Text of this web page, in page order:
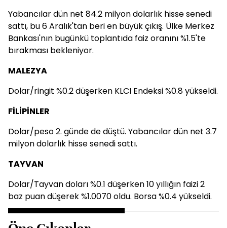
Yabancılar dün net 84.2 milyon dolarlık hisse senedi
sattı, bu 6 Aralık'tan beri en büyük çıkış. Ülke Merkez
Bankası'nın bugünkü toplantıda faiz oranını %1.5'te
bırakması bekleniyor.
MALEZYA
Dolar/ringit %0.2 düşerken KLCI Endeksi %0.8 yükseldi.
FİLİPİNLER
Dolar/peso 2. günde de düştü. Yabancılar dün net 3.7
milyon dolarlık hisse senedi sattı.
TAYVAN
Dolar/Tayvan doları %0.1 düşerken 10 yıllığın faizi 2
baz puan düşerek %1.0070 oldu. Borsa %0.4 yükseldi.